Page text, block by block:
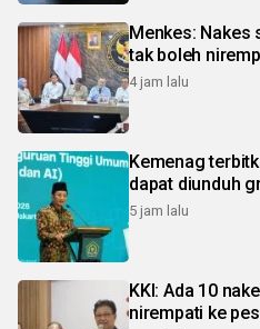
Menkes: Nakes
tak boleh
4 jam lalu
Kemenag
dapat diunduh
5 jam lalu
KKI: Ada 10
nirempati ke